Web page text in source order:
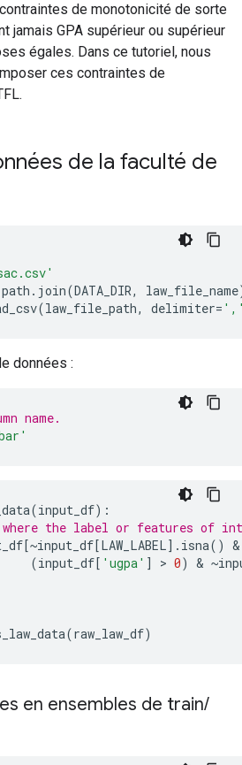
de monotonicité de sorte
jamais GPA supérieur ou supérieur
égales. Dans ce tutoriel, nous
ces contraintes de
de la faculté de
path . join(DATA_DIR, law_file_name
(law_file_path, delimiter=
données :
name.
(input_df):
where the label or features of
[~input_df[LAW_LABEL]. isna() &
(input_df[ 'ugpa' ] > 0) & ~
(raw_law_df)
en ensembles de train/